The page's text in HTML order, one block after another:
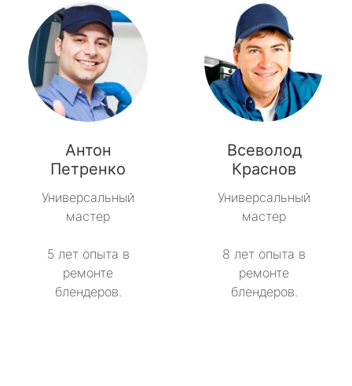
Антон
Петренко
Универсальный
мастер
5 лет опыта в
ремонте
блендеров.
Всеволод
Краснов
Универсальный
мастер
8 лет опыта в
ремонте
блендеров.